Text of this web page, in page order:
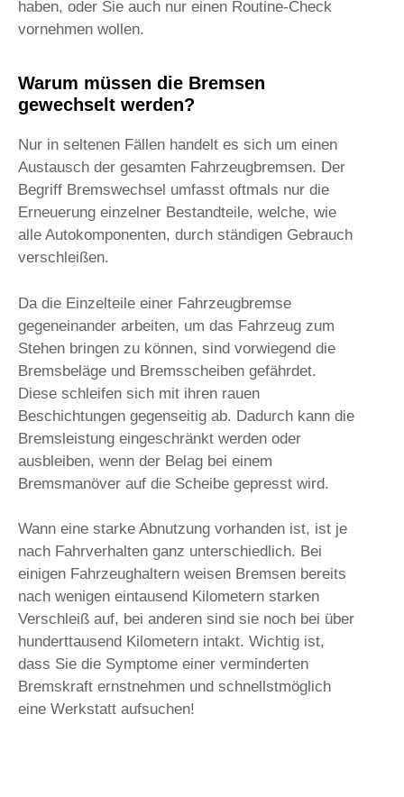
haben, oder Sie auch nur einen Routine-Check
vornehmen wollen.
Warum müssen die Bremsen
gewechselt werden?
Nur in seltenen Fällen handelt es sich um einen
Austausch der gesamten Fahrzeugbremsen. Der
Begriff Bremswechsel umfasst oftmals nur die
Erneuerung einzelner Bestandteile, welche, wie
alle Autokomponenten, durch ständigen Gebrauch
verschleißen.
Da die Einzelteile einer Fahrzeugbremse
gegeneinander arbeiten, um das Fahrzeug zum
Stehen bringen zu können, sind vorwiegend die
Bremsbeläge und Bremsscheiben gefährdet.
Diese schleifen sich mit ihren rauen
Beschichtungen gegenseitig ab. Dadurch kann die
Bremsleistung eingeschränkt werden oder
ausbleiben, wenn der Belag bei einem
Bremsmanöver auf die Scheibe gepresst wird.
Wann eine starke Abnutzung vorhanden ist, ist je
nach Fahrverhalten ganz unterschiedlich. Bei
einigen Fahrzeughaltern weisen Bremsen bereits
nach wenigen eintausend Kilometern starken
Verschleiß auf, bei anderen sind sie noch bei über
hunderttausend Kilometern intakt. Wichtig ist,
dass Sie die Symptome einer verminderten
Bremskraft ernstnehmen und schnellstmöglich
eine Werkstatt aufsuchen!